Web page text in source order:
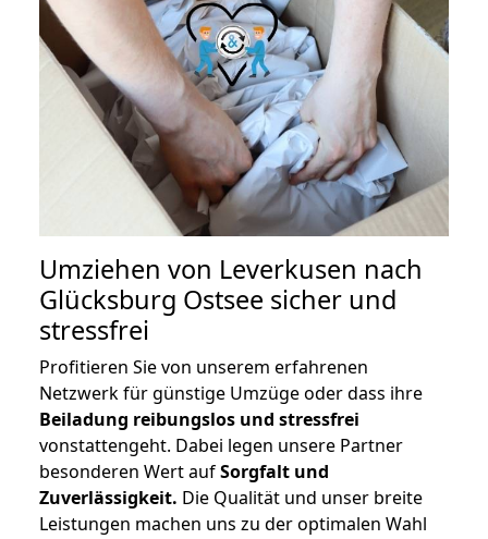
Umziehen von Leverkusen nach
Glücksburg Ostsee sicher und
stressfrei
Profitieren Sie von unserem erfahrenen
Netzwerk für günstige Umzüge oder dass ihre
Beiladung reibungslos und stressfrei
vonstattengeht. Dabei legen unsere Partner
besonderen Wert aufSorgfalt und
Zuverlässigkeit. Die Qualität und unser breite
Leistungen machen uns zu der optimalen Wahl